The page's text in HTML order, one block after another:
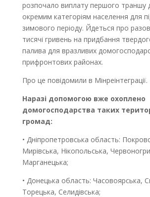
розпочало виплату першого траншу
окремим категоріям населення для
зимового періоду. Йдеться про
тисячі гривень на придбання
палива для вразливих
прифронтових районах.
Про це повідомили в Мінреінтеграції.
Наразі допомогою вже охоплено
домогосподарства таких
громад:
• Дніпропетровська область:
Мирівська, Нікопольська,
Марганецька;
• Донецька область: Часовоярська,
Торецька, Селидівська;